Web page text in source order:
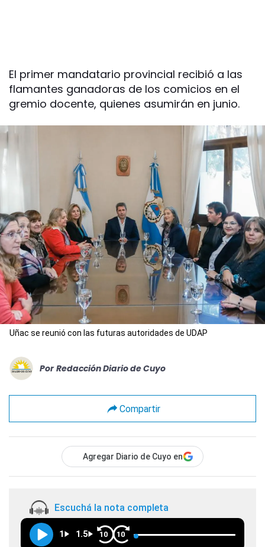
El primer mandatario provincial recibió a las
flamantes ganadoras de los comicios en el
gremio docente, quienes asumirán en junio.
Uñac se reunió con las futuras autoridades de UDAP
Por Redacción Diario de Cuyo
Compartir
Agregar Diario de Cuyo en
Escuchá la nota completa
1 1.5 10 10